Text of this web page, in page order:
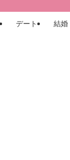
デート 結婚